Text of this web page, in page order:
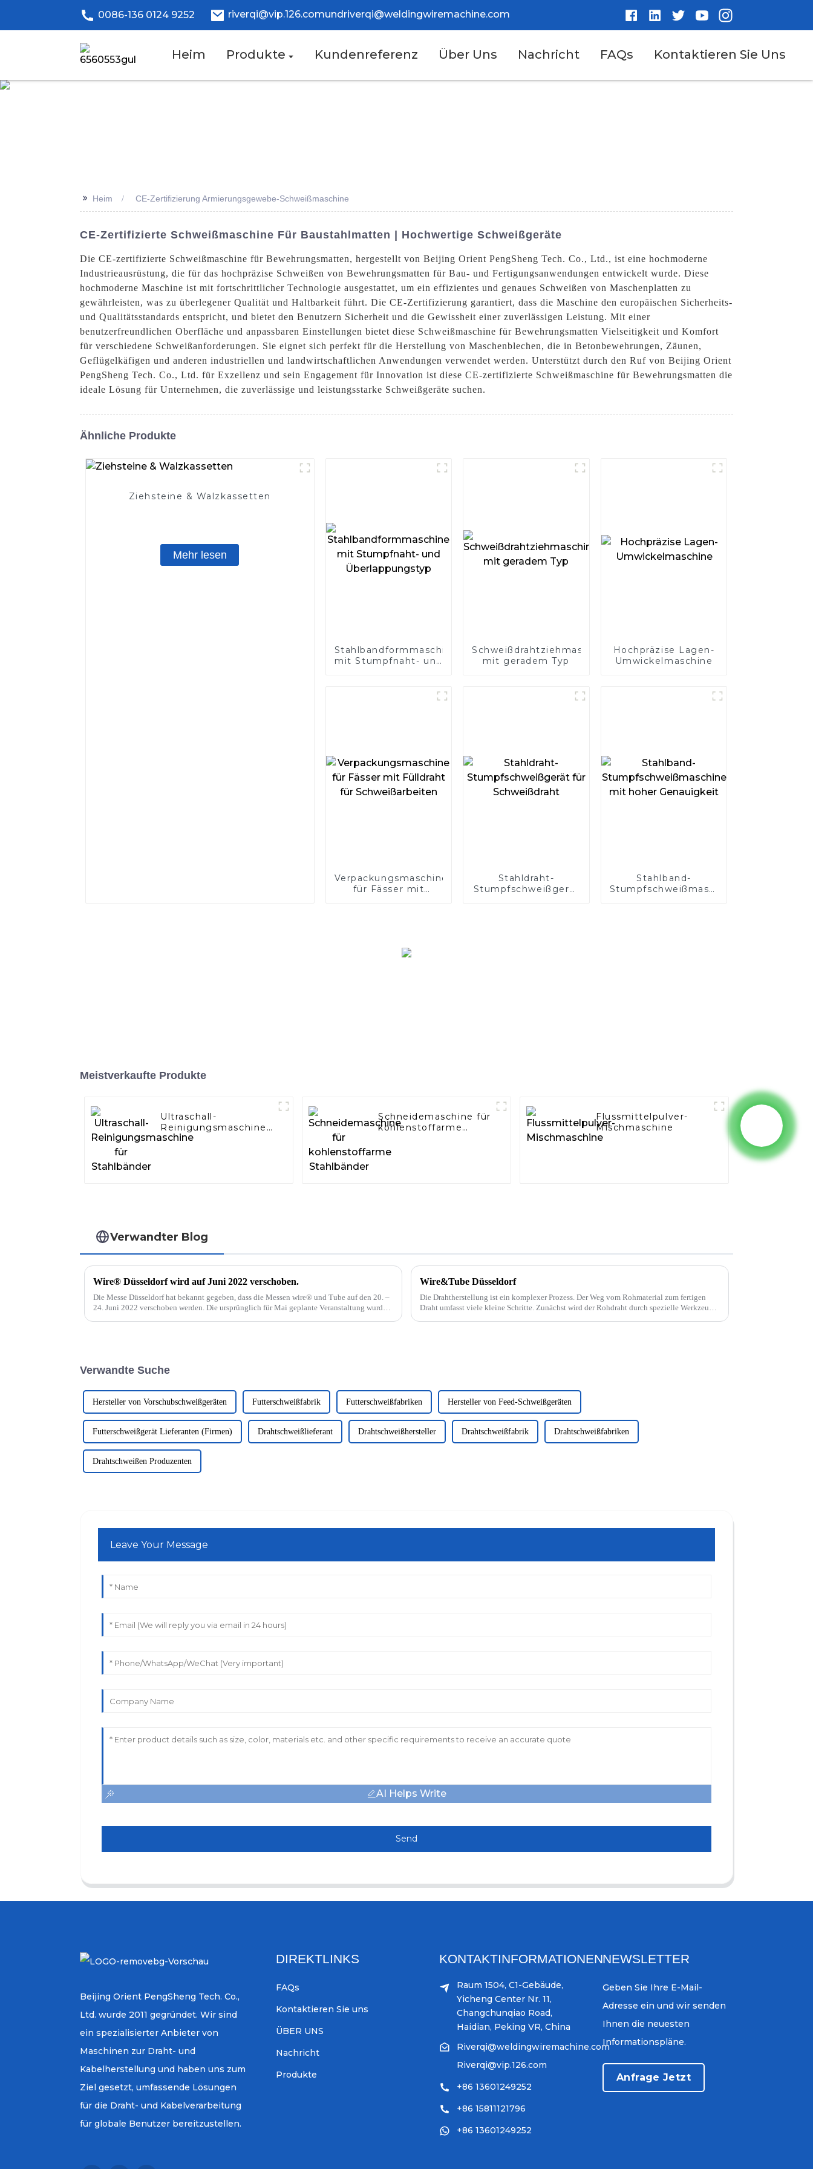
0086-136 0124 9252 riverqi@vip.126.comund riverqi@weldingwiremachine.com
Heim Produkte Kundenreferenz Über Uns Nachricht FAQs Kontaktieren Sie Uns
>> Heim CE-Zertifizierung Armierungsgewebe-Schweißmaschine
CE-Zertifizierte Schweißmaschine Für Baustahlmatten | Hochwertige Schweißgeräte
Die CE-zertifizierte Schweißmaschine für Bewehrungsmatten, hergestellt von Beijing Orient PengSheng Tech. Co., Ltd., ist eine hochmoderne
Industrieausrüstung, die für das hochpräzise Schweißen von Bewehrungsmatten für Bau- und Fertigungsanwendungen entwickelt wurde. Diese
hochmoderne Maschine ist mit fortschrittlicher Technologie ausgestattet, um ein effizientes und genaues Schweißen von Maschenplatten zu
gewährleisten, was zu überlegener Qualität und Haltbarkeit führt. Die CE-Zertifizierung garantiert, dass die Maschine den europäischen Sicherheits-
und Qualitätsstandards entspricht, und bietet den Benutzern Sicherheit und die Gewissheit einer zuverlässigen Leistung. Mit einer
benutzerfreundlichen Oberfläche und anpassbaren Einstellungen bietet diese Schweißmaschine für Bewehrungsmatten Vielseitigkeit und Komfort
für verschiedene Schweißanforderungen. Sie eignet sich perfekt für die Herstellung von Maschenblechen, die in Betonbewehrungen, Zäunen,
Geflügelkäfigen und anderen industriellen und landwirtschaftlichen Anwendungen verwendet werden. Unterstützt durch den Ruf von Beijing Orient
PengSheng Tech. Co., Ltd. für Exzellenz und sein Engagement für Innovation ist diese CE-zertifizierte Schweißmaschine für Bewehrungsmatten die
ideale Lösung für Unternehmen, die zuverlässige und leistungsstarke Schweißgeräte suchen.
Ähnliche Produkte
Ziehsteine ​​& Walzkassetten
Mehr lesen
Stahlbandformmaschine
mit Stumpfnaht- und
Schweißdrahtziehmaschine
mit geradem Typ
Hochpräzise Lagen-
Umwickelmaschine
Verpackungsmaschine
für Fässer mit
Stahldraht-
Stumpfschweißgerät
Stahlband-
Stumpfschweißmaschine
Meistverkaufte Produkte
Ultraschall-
Reinigungsmaschine
für Stahlbänder
Schneidemaschine für
kohlenstoffarme
Flussmittelpulver-
Mischmaschine
Verwandter Blog
Wire® Düsseldorf wird auf Juni 2022 verschoben.
Die Messe Düsseldorf hat bekannt gegeben, dass die Messen wire® und Tube auf den 20. –
24. Juni 2022 verschoben werden. Die ursprünglich für Mai geplante Veranstaltung wurde
Wire&Tube Düsseldorf
Die Drahtherstellung ist ein komplexer Prozess. Der Weg vom Rohmaterial zum fertigen
Draht umfasst viele kleine Schritte. Zunächst wird der Rohdraht durch spezielle Werkzeuge
Verwandte Suche
Hersteller von Vorschubschweißgeräten Futterschweißfabrik Futterschweißfabriken Hersteller von Feed-Schweißgeräten
Futterschweißgerät Lieferanten (Firmen) Drahtschweißlieferant Drahtschweißhersteller Drahtschweißfabrik Drahtschweißfabriken
Drahtschweißen Produzenten
Leave Your Message
AI Helps Write
Send
Beijing Orient PengSheng Tech. Co.,
Ltd. wurde 2011 gegründet. Wir sind
ein spezialisierter Anbieter von
Maschinen zur Draht- und
Kabelherstellung und haben uns zum
Ziel gesetzt, umfassende Lösungen
für die Draht- und Kabelverarbeitung
für globale Benutzer bereitzustellen.
DIREKTLINKS
FAQs
Kontaktieren Sie uns
ÜBER UNS
Nachricht
Produkte
KONTAKTINFORMATIONEN
Raum 1504, C1-Gebäude,
Yicheng Center Nr. 11,
Changchunqiao Road,
Haidian, Peking VR, China
Riverqi@weldingwiremachine.com
Riverqi@vip.126.com
+86 13601249252
+86 15811121796
+86 13601249252
NEWSLETTER
Geben Sie Ihre E-Mail-
Adresse ein und wir senden
Ihnen die neuesten
Informationspläne.
Anfrage Jetzt